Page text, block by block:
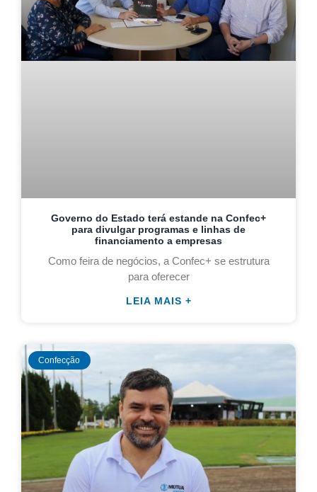
Governo do Estado terá estande na Confec+
para divulgar programas e linhas de
financiamento a empresas
Como feira de negócios, a Confec+ se estrutura
para oferecer
LEIA MAIS +
Confecção